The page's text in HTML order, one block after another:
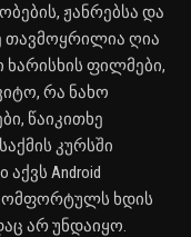
ჟანრებსა და
თავმოყრილია ღია
ფილმები,
რა ნახო
წაიკითხე
კურსში
Android
ხდის
არ უნდაიყო.